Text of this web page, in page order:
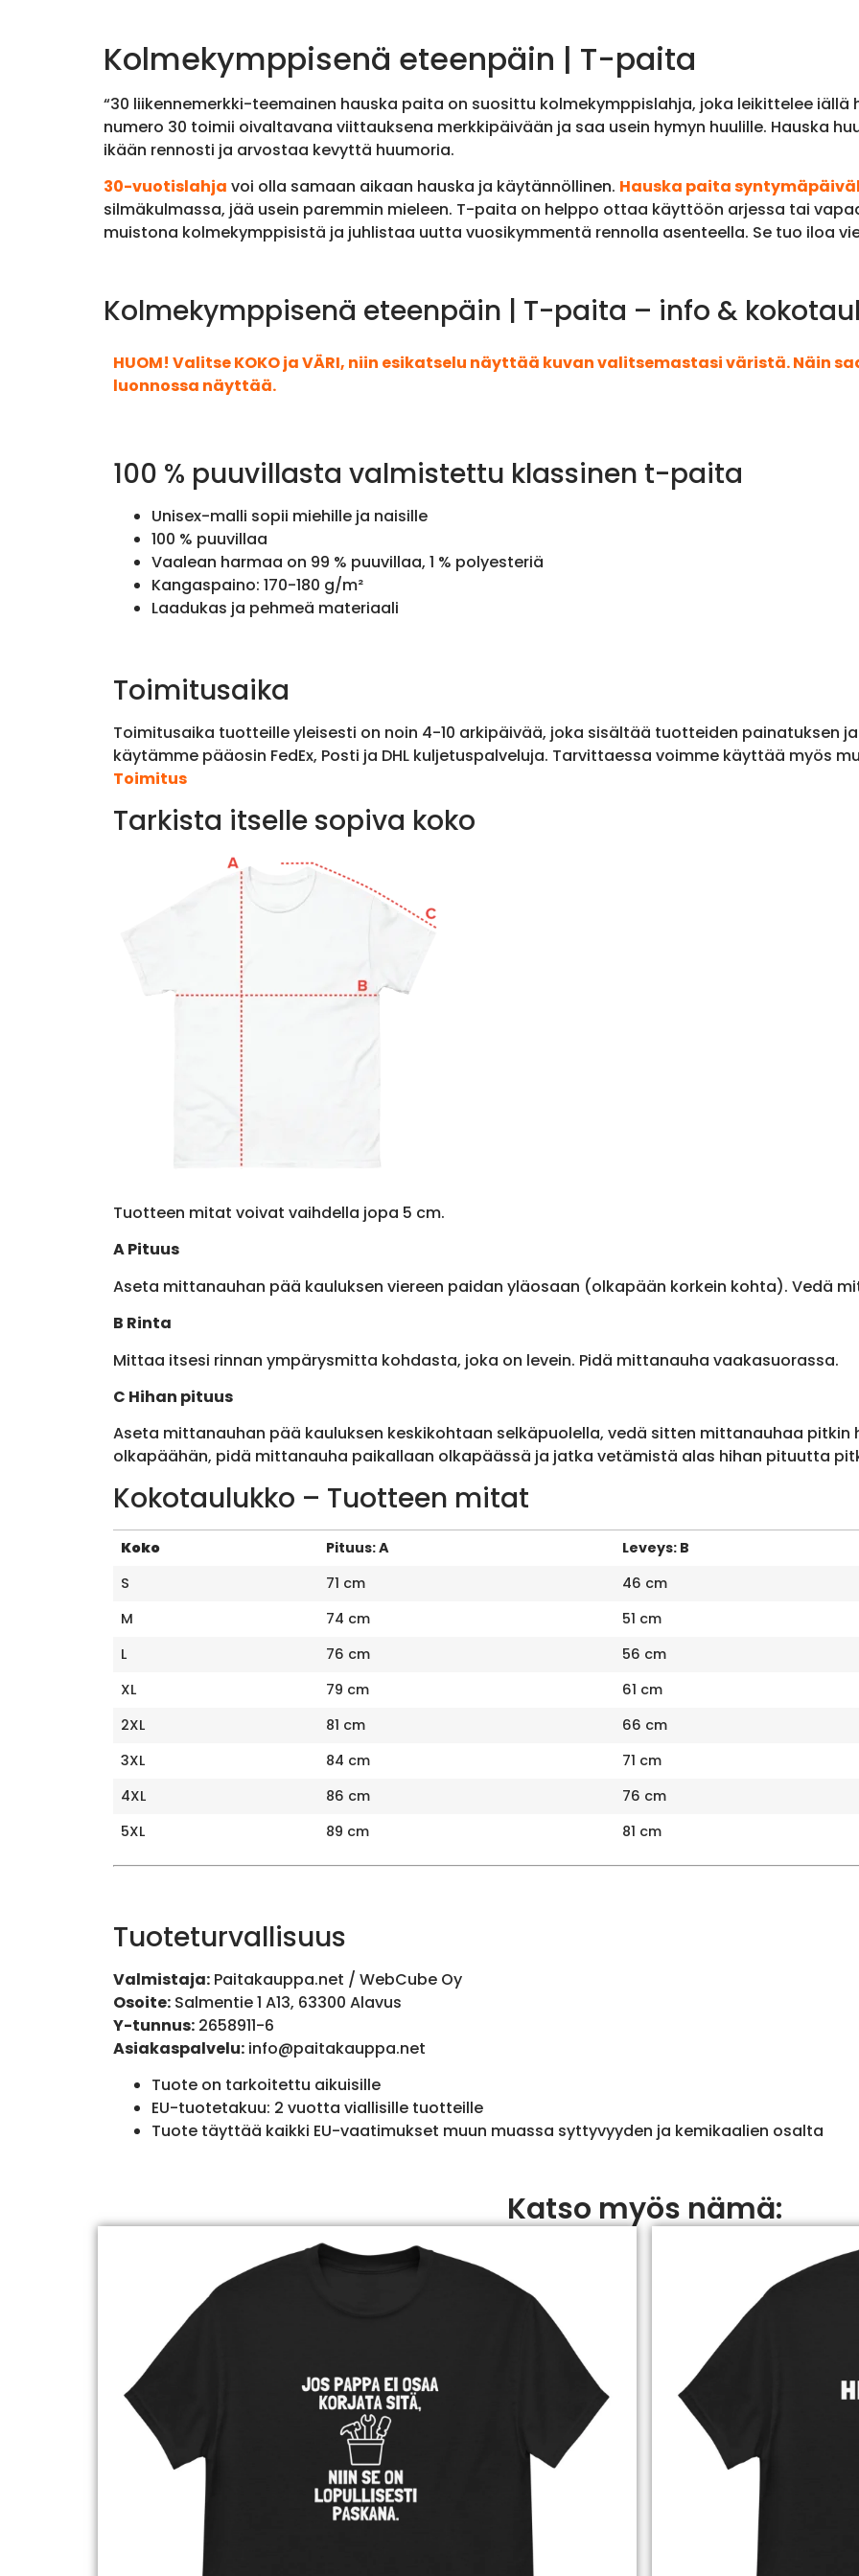
Kolmekymppisenä eteenpäin | T-paita
“30 liikennemerkki-teemainen hauska paita on suosittu kolmekymppislahja, joka leikittelee
numero 30 toimii oivaltavana viittauksena merkkipäivään ja saa usein hymyn huulille. Hauska
ikään rennosti ja arvostaa kevyttä huumoria.
30-vuotislahja voi olla samaan aikaan hauska ja käytännöllinen. Hauska paita
silmäkulmassa, jää usein paremmin mieleen. T-paita on helppo ottaa käyttöön arjessa tai
muistona kolmekymppisistä ja juhlistaa uutta vuosikymmentä rennolla asenteella. Se tuo iloa
Kolmekymppisenä eteenpäin | T-paita – info &
HUOM! Valitse KOKO ja VÄRI, niin esikatselu näyttää kuvan valitsemastasi väristä. Näin
luonnossa näyttää.
100 % puuvillasta valmistettu klassinen t-paita
Unisex-malli sopii miehille ja naisille
100 % puuvillaa
Vaalean harmaa on 99 % puuvillaa, 1 % polyesteriä
Kangaspaino: 170-180 g/m²
Laadukas ja pehmeä materiaali
Toimitusaika
Toimitusaika tuotteille yleisesti on noin 4-10 arkipäivää, joka sisältää tuotteiden painatuksen
käytämme pääosin FedEx, Posti ja DHL kuljetuspalveluja. Tarvittaessa voimme käyttää myös
Toimitus
Tarkista itselle sopiva koko
Tuotteen mitat voivat vaihdella jopa 5 cm.
A Pituus
Aseta mittanauhan pää kauluksen viereen paidan yläosaan (olkapään korkein kohta). Vedä
B Rinta
Mittaa itsesi rinnan ympärysmitta kohdasta, joka on levein. Pidä mittanauha vaakasuorassa.
C Hihan pituus
Aseta mittanauhan pää kauluksen keskikohtaan selkäpuolella, vedä sitten mittanauhaa pitkin
olkapäähän, pidä mittanauha paikallaan olkapäässä ja jatka vetämistä alas hihan pituutta
Kokotaulukko – Tuotteen mitat
Koko Pituus: A Leveys: B
S
71 cm 46 cm
M
74 cm 51 cm
L
76 cm 56 cm
XL
79 cm 61 cm
2XL
81 cm 66 cm
3XL
84 cm 71 cm
4XL
86 cm 76 cm
5XL
89 cm 81 cm
Tuoteturvallisuus
Valmistaja:Paitakauppa.net / WebCube Oy
Osoite:Salmentie 1 A13, 63300 Alavus
Y-tunnus:2658911-6
Asiakaspalvelu: info@paitakauppa.net
Tuote on tarkoitettu aikuisille
EU-tuotetakuu: 2 vuotta viallisille tuotteille
Tuote täyttää kaikki EU-vaatimukset muun muassa syttyvyyden ja kemikaalien osalta
Katso myös nämä: